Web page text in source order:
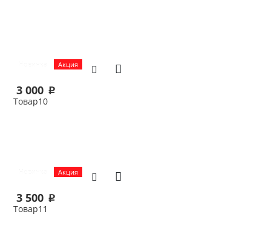
Акция
3 000 p
Товар10
Акция
3 500 p
Товар11